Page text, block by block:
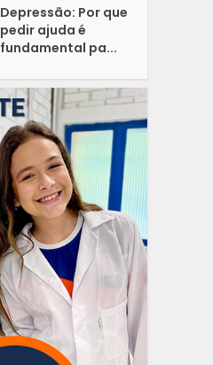
Depressão: Por que
pedir ajuda é
fundamental pa...